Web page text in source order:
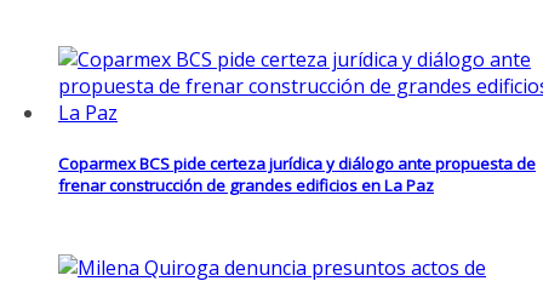
Coparmex BCS pide certeza jurídica y diálogo ante propuesta de
frenar construcción de grandes edificios en La Paz